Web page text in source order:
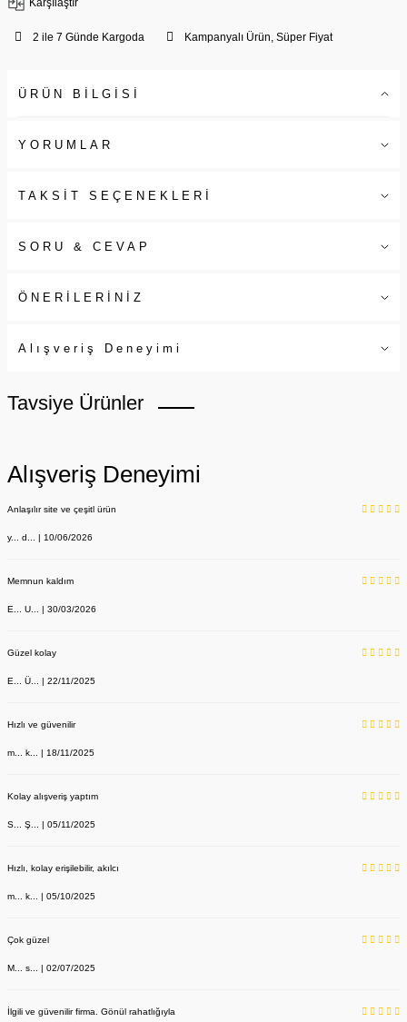
2 ile 7 Günde Kargoda Kampanyalı Ürün, Süper Fiyat
ÜRÜN BİLGİSİ
YORUMLAR
TAKSİT SEÇENEKLERİ
SORU & CEVAP
ÖNERİLERİNİZ
Alışveriş Deneyimi
Tavsiye Ürünler
Alışveriş Deneyimi
Anlaşılır site ve çeşitl ürün
y... d... | 10/06/2026
Memnun kaldım
E... U... | 30/03/2026
Güzel kolay
E... Ü... | 22/11/2025
Hızlı ve güvenilir
m... k... | 18/11/2025
Kolay alışveriş yaptım
S... Ş... | 05/11/2025
Hızlı, kolay erişilebilir, akılcı
m... k... | 05/10/2025
Çok güzel
M... s... | 02/07/2025
İlgili ve güvenilir firma. Gönül rahatlığıyla